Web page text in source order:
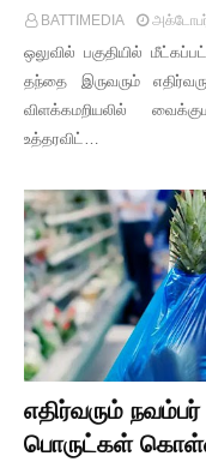
BATTIMEDIA
ஒலுவில் பகுதியில்
தந்தை இருவரும்
விளக்கமறியலில்
உத்தரவிட்…
எதிர்வரும்
பொருட்கள்